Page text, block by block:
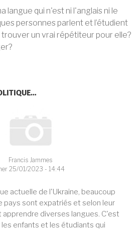
langue qui n'est ni l'anglais ni le
personnes parlent et l’étudient
trouver un vrai répétiteur pour elle?
actuelle de l'Ukraine, beaucoup
pays sont expatriés et selon leur
apprendre diverses langues. C'est
enfants et les étudiants qui
Francis Jammes
25/01/2023 - 14:44